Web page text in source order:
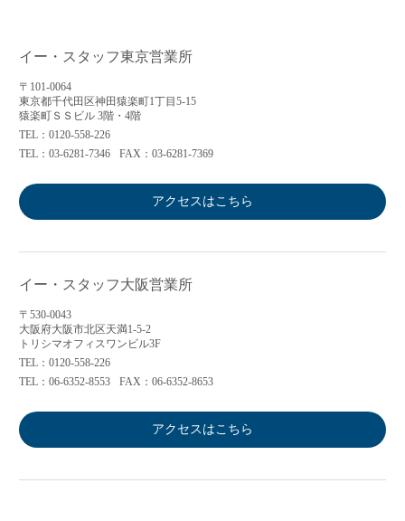
イー・スタッフ東京営業所
〒101-0064
東京都千代田区神田猿楽町1丁目5-15
猿楽町ＳＳビル 3階・4階
TEL：0120-558-226
TEL：03-6281-7346
FAX：03-6281-7369
アクセスはこちら
イー・スタッフ大阪営業所
〒530-0043
大阪府大阪市北区天満1-5-2
トリシマオフィスワンビル3F
TEL：0120-558-226
TEL：06-6352-8553
FAX：06-6352-8653
アクセスはこちら